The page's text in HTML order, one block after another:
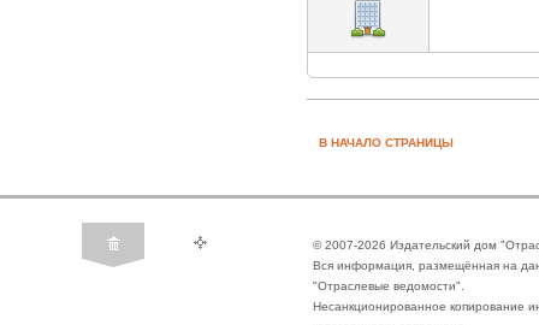
В НАЧАЛО СТРАНИЦЫ
© 2007-2026 Издательский дом
Вся информация, размещённая на
"Отраслевые ведомости".
Несанкционированное копирование